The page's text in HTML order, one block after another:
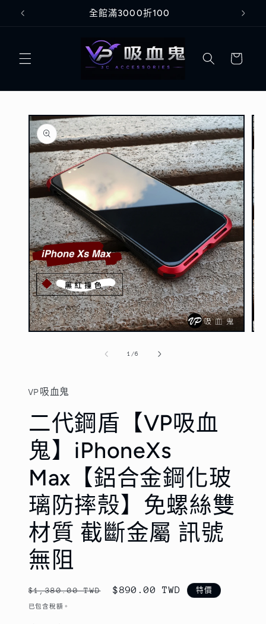
跳至內
容
Welcome to our store
物
略過產
品資訊
中
啟
多
媒
體
檔
案
1 //6
VP吸血鬼
二代鋼盾【VP吸血
鬼】iPhoneXs
Max【鋁合金鋼化玻
璃防摔殼】免螺絲雙
材質 截斷金屬 訊號
無阻
定
價
$1,380.00 TWD
售
$890.00 TWD 特價
已包含稅額。